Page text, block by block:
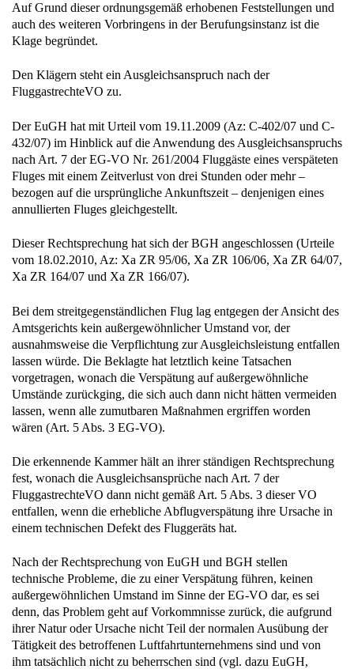
Auf Grund dieser ordnungsgemäß erhobenen Feststellungen und
auch des weiteren Vorbringens in der Berufungsinstanz ist die
Klage begründet.
Den Klägern steht ein Ausgleichsanspruch nach der
FluggastrechteVO zu.
Der EuGH hat mit Urteil vom 19.11.2009 (Az: C-402/07 und C-
432/07) im Hinblick auf die Anwendung des Ausgleichsanspruchs
nach Art. 7 der EG-VO Nr. 261/2004 Fluggäste eines verspäteten
Fluges mit einem Zeitverlust von drei Stunden oder mehr –
bezogen auf die ursprüngliche Ankunftszeit – denjenigen eines
annullierten Fluges gleichgestellt.
Dieser Rechtsprechung hat sich der BGH angeschlossen (Urteile
vom 18.02.2010, Az: Xa ZR 95/06, Xa ZR 106/06, Xa ZR 64/07,
Xa ZR 164/07 und Xa ZR 166/07).
Bei dem streitgegenständlichen Flug lag entgegen der Ansicht des
Amtsgerichts kein außergewöhnlicher Umstand vor, der
ausnahmsweise die Verpflichtung zur Ausgleichsleistung entfallen
lassen würde. Die Beklagte hat letztlich keine Tatsachen
vorgetragen, wonach die Verspätung auf außergewöhnliche
Umstände zurückging, die sich auch dann nicht hätten vermeiden
lassen, wenn alle zumutbaren Maßnahmen ergriffen worden
wären (Art. 5 Abs. 3 EG-VO).
Die erkennende Kammer hält an ihrer ständigen Rechtsprechung
fest, wonach die Ausgleichsansprüche nach Art. 7 der
FluggastrechteVO dann nicht gemäß Art. 5 Abs. 3 dieser VO
entfallen, wenn die erhebliche Abflugverspätung ihre Ursache in
einem technischen Defekt des Fluggeräts hat.
Nach der Rechtsprechung von EuGH und BGH stellen
technische Probleme, die zu einer Verspätung führen, keinen
außergewöhnlichen Umstand im Sinne der EG-VO dar, es sei
denn, das Problem geht auf Vorkommnisse zurück, die aufgrund
ihrer Natur oder Ursache nicht Teil der normalen Ausübung der
Tätigkeit des betroffenen Luftfahrtunternehmens sind und von
ihm tatsächlich nicht zu beherrschen sind (vgl. dazu EuGH,